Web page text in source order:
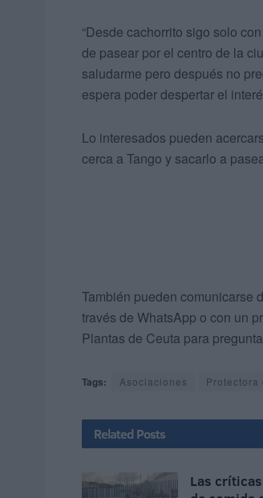
“Desde cachorrito sigo solo
de pasear por el centro de la
saludarme pero después no
espera poder despertar el
Lo interesados pueden
cerca a Tango y sacarlo a
También pueden comunicarse
través de WhatsApp o con un
Plantas de Ceuta para
Tags: Asociaciones Protectora
Related Posts
Las